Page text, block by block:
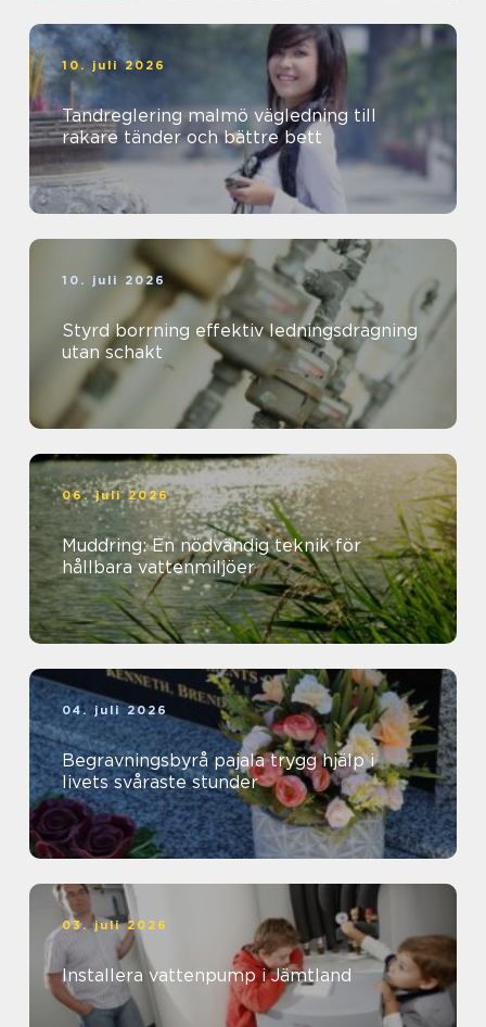
10. juli 2026
Tandreglering malmö vägledning till
rakare tänder och bättre bett
10. juli 2026
Styrd borrning effektiv ledningsdragning
utan schakt
06. juli 2026
Muddring: En nödvändig teknik för
hållbara vattenmiljöer
04. juli 2026
Begravningsbyrå pajala trygg hjälp i
livets svåraste stunder
03. juli 2026
Installera vattenpump i Jämtland